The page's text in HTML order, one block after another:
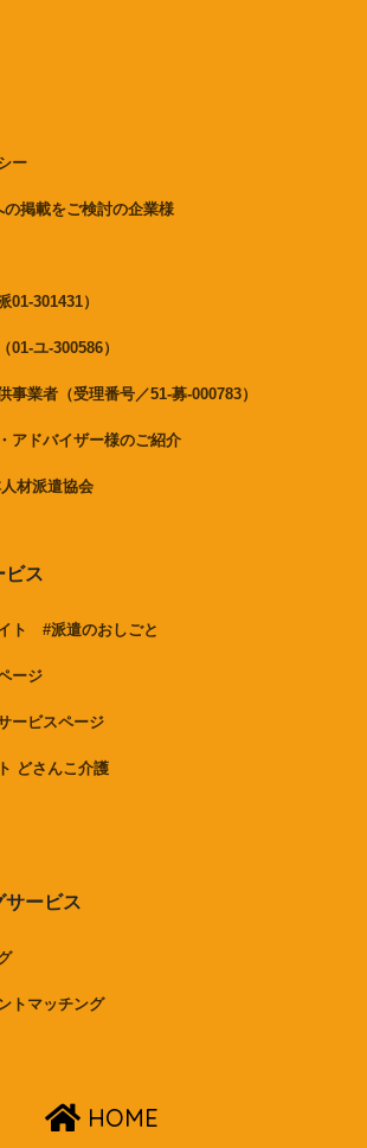
ー
の掲載をご検討の企業様
01-301431）
01-ユ-300586）
事業者（受理番号／51-募-000783）
アドバイザー様のご紹介
材派遣協会
ビス
ト #派遣のおしごと
ージ
ービスページ
どさんこ介護
サービス
トマッチング
HOME